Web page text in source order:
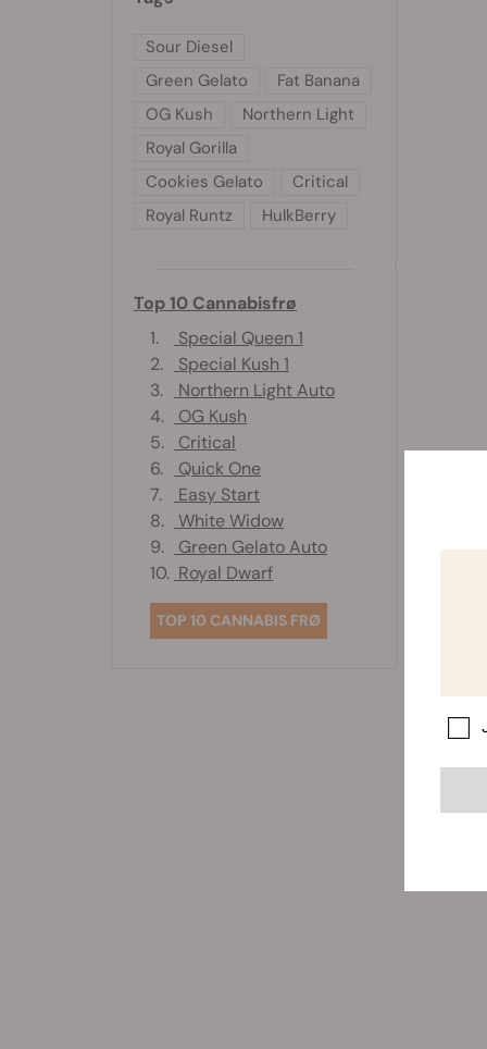
Sour Diesel
Green Gelato
Fat Banana
OG Kush
Northern Light
Royal Gorilla
Cookies Gelato
Critical
Royal Runtz
HulkBerry
Top 10 Cannabisfrø
1.
Special Queen 1
2.
Special Kush 1
3.
Northern Light Auto
4.
OG Kush
5.
Critical
6.
Quick One
7.
Easy Start
8.
White Widow
9.
Green Gelato Auto
10. Royal Dwarf
TOP 10 CANNABIS FRØ